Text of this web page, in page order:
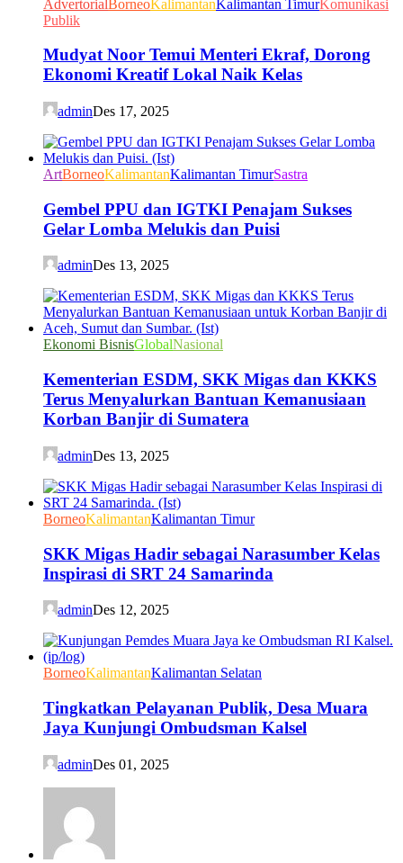
AdvertorialBorneoKalimantanKalimantan TimurKomunikasi
Publik
Mudyat Noor Temui Menteri Ekraf, Dorong
Ekonomi Kreatif Lokal Naik Kelas
adminDes 17, 2025
ArtBorneoKalimantanKalimantan TimurSastra
Gembel PPU dan IGTKI Penajam Sukses
Gelar Lomba Melukis dan Puisi
adminDes 13, 2025
Ekonomi BisnisGlobalNasional
Kementerian ESDM, SKK Migas dan KKKS
Terus Menyalurkan Bantuan Kemanusiaan
Korban Banjir di Sumatera
adminDes 13, 2025
BorneoKalimantanKalimantan Timur
SKK Migas Hadir sebagai Narasumber Kelas
Inspirasi di SRT 24 Samarinda
adminDes 12, 2025
BorneoKalimantanKalimantan Selatan
Tingkatkan Pelayanan Publik, Desa Muara
Jaya Kunjungi Ombudsman Kalsel
adminDes 01, 2025